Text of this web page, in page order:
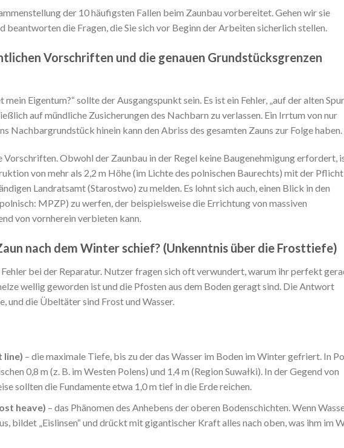
der 10 häufigsten Fallen beim Zaunbau vorbereitet. Gehen wir sie
beantworten die Fragen, die Sie sich vor Beginn der Arbeiten sicherlich stellen.
Vorschriften und die genauen Grundstücksgrenzen
mein Eigentum?“ sollte der Ausgangspunkt sein. Es ist ein Fehler, „auf der alten
auf mündliche Zusicherungen des Nachbarn zu verlassen. Ein Irrtum von nur
Nachbargrundstück hinein kann den Abriss des gesamten Zauns zur Folge haben.
Obwohl der Zaunbau in der Regel keine Baugenehmigung erfordert,
von mehr als 2,2 m Höhe (im Lichte des polnischen Baurechts) mit der Pflicht
Landratsamt (Starostwo) zu melden. Es lohnt sich auch, einen Blick in den
MPZP) zu werfen, der beispielsweise die Errichtung von massiven
von vornherein verbieten kann.
nach dem Winter schief? (Unkenntnis über die Frosttiefe)
bei der Reparatur. Nutzer fragen sich oft verwundert, warum ihr perfekt
wellig geworden ist und die Pfosten aus dem Boden geragt sind. Die Antwort
und die Übeltäter sind Frost und Wasser.
line) – die maximale Tiefe, bis zu der das Wasser im Boden im Winter gefriert. In
0,8 m (z. B. im Westen Polens) und 1,4 m (Region Suwałki). In der Gegend von
sollten die Fundamente etwa 1,0 m tief in die Erde reichen.
heave) – das Phänomen des Anhebens der oberen Bodenschichten. Wenn
bildet „Eislinsen“ und drückt mit gigantischer Kraft alles nach oben, was ihm im